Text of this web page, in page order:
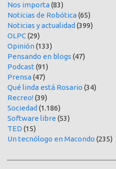
Nos importa(83)
Noticias de Robótica(65)
Noticias y actualidad (399)
OLPC(29)
Opinión(133)
Pensando en blogs (47)
Podcast (91)
Prensa(47)
Qué linda está Rosario (34)
Recreo!(39)
Sociedad (1.186)
Software libre (53)
TED (15)
Un tecnólogo en Macondo (235)